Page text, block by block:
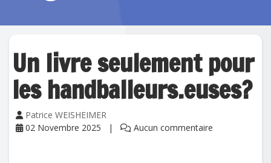
Un livre seulement pour
les handballeurs.euses?
Patrice WEISHEIMER
02 Novembre 2025
Aucun commentaire